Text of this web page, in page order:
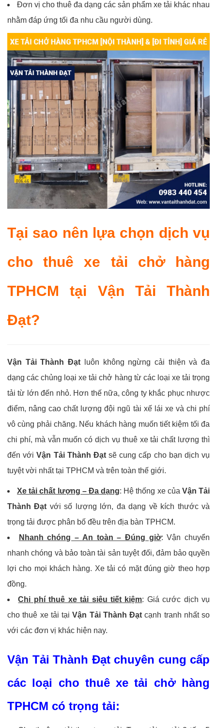
Đơn vị cho thuê đa dạng các sản phẩm xe tải khác nhau
nhằm đáp ứng tối đa nhu cầu người dùng.
Tại sao nên lựa chọn dịch vụ
cho thuê xe tải chở hàng
TPHCM tại Vận Tải Thành
Đạt?
Vận Tải Thành Đạt luôn không ngừng cải thiện và đa
dạng các chủng loại xe tải chở hàng từ các loại xe tải trọng
tải từ lớn đến nhỏ. Hơn thế nữa, công ty khắc phục nhược
điểm, nâng cao chất lượng đội ngũ tài xế lái xe và chi phí
vô cùng phải chăng. Nếu khách hàng muốn tiết kiệm tối đa
chi phí, mà vẫn muốn có dịch vụ thuê xe tải chất lượng thì
đến vớiVận Tải Thành Đạtsẽ cung cấp cho bạn dịch vụ
tuyệt vời nhất tại TPHCM và trên toàn thế giới.
Xe tải chất lượng – Đa dạng: Hệ thống xe của Vận Tải
Thành Đạt với số lượng lớn, đa dạng về kích thước và
trọng tải được phân bố đều trên địa bàn TPHCM.
Nhanh chóng – An toàn – Đúng giờ: Vận chuyển
nhanh chóng và bảo toàn tài sản tuyệt đối, đảm bảo quyền
lợi cho mọi khách hàng. Xe tải có mặt đúng giờ theo hợp
đồng.
Chi phí thuê xe tải siêu tiết kiệm: Giá cước dịch vụ
cho thuê xe tải tạiVận Tải Thành Đạt cạnh tranh nhất so
với các đơn vị khác hiện nay.
Vận Tải Thành Đạtchuyên cung cấp
các loại cho thuê xe tải chở hàng
TPHCM có trọng tải: